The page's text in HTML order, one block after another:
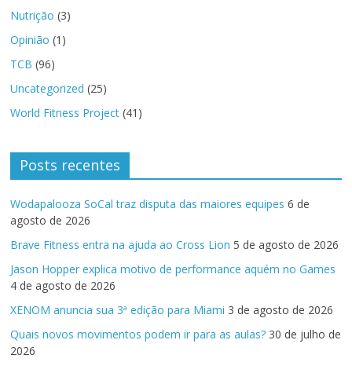
Nutrição (3)
Opinião (1)
TCB (96)
Uncategorized (25)
World Fitness Project (41)
Posts recentes
Wodapalooza SoCal traz disputa das maiores equipes 6 de
agosto de 2026
Brave Fitness entra na ajuda ao Cross Lion 5 de agosto de 2026
Jason Hopper explica motivo de performance aquém no Games
4 de agosto de 2026
XENOM anuncia sua 3ª edição para Miami 3 de agosto de 2026
Quais novos movimentos podem ir para as aulas? 30 de julho de
2026